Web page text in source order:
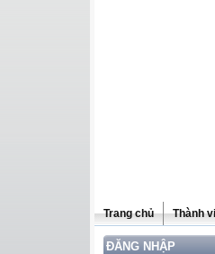
Trang chủ Thành
ĐĂNG NHẬP